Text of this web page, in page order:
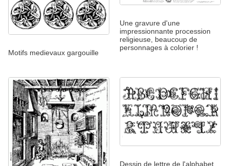
Motifs medievaux gargouille
Une gravure d'une
impressionnante procession
religieuse, beaucoup de
personnages à colorier !
Dessin de lettre de l'alphabet